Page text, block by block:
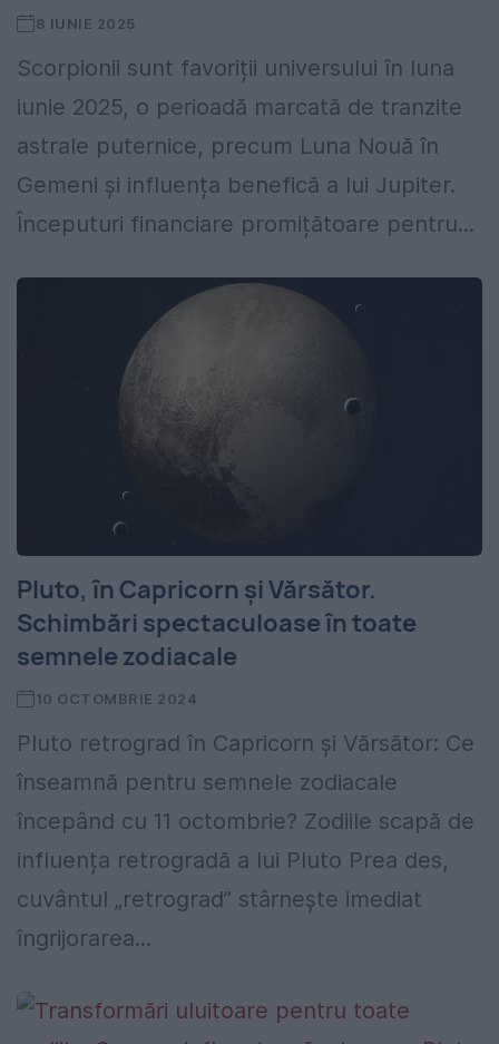
8 IUNIE 2025
Scorpionii sunt favoriții universului în luna
iunie 2025, o perioadă marcată de tranzite
astrale puternice, precum Luna Nouă în
Gemeni și influența benefică a lui Jupiter.
Începuturi financiare promițătoare pentru...
Pluto, în Capricorn și Vărsător.
Schimbări spectaculoase în toate
semnele zodiacale
10 OCTOMBRIE 2024
Pluto retrograd în Capricorn și Vărsător: Ce
înseamnă pentru semnele zodiacale
începând cu 11 octombrie? Zodiile scapă de
influența retrogradă a lui Pluto Prea des,
cuvântul „retrograd” stârnește imediat
îngrijorarea...